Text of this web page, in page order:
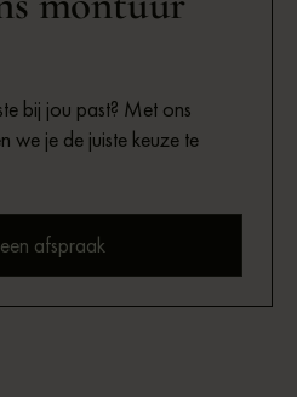
bij jou past? Met ons
we je de juiste keuze te
afspraak